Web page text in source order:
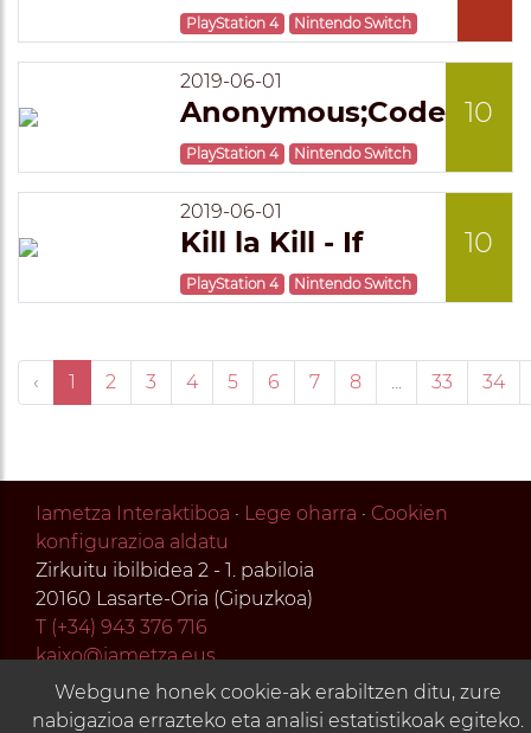
PlayStation 4 Nintendo Switch
2019-06-01
Anonymous;Code
PlayStation 4 Nintendo Switch
10
2019-06-01
Kill la Kill - If
PlayStation 4 Nintendo Switch
10
‹ 1 2 3 4 5 6 7 8 33 34
Iametza Interaktiboa · Lege oharra · Cookien
konfigurazioa aldatu
Zirkuitu ibilbidea 2 - 1. pabiloia
20160 Lasarte-Oria (Gipuzkoa)
T (+34) 943 376 716
kaixo@iametza.eus
Webgune honek cookie-ak erabiltzen ditu, zure
nabigazioa errazteko eta analisi estatistikoak egiteko.